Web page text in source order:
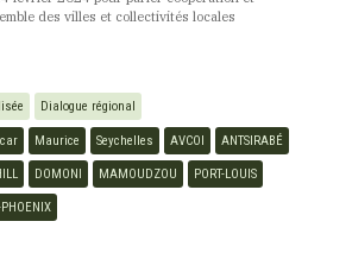
des villes et collectivités locales
Dialogue régional
Maurice Seychelles AVCOI ANTSIRABÉ
DOMONI MAMOUDZOU PORT-LOUIS